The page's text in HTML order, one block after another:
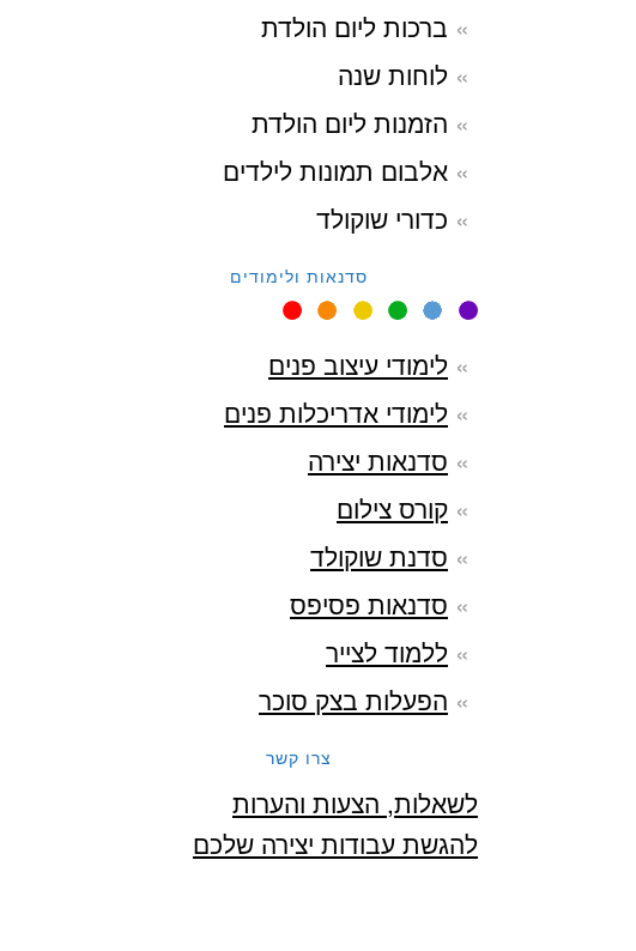
ברכות ליום הולדת
לוחות שנה
הזמנות ליום הולדת
אלבום תמונות לילדים
כדורי שוקולד
סדנאות ולימודים
לימודי עיצוב פנים
לימודי אדריכלות פנים
סדנאות יצירה
קורס צילום
סדנת שוקולד
סדנאות פסיפס
ללמוד לצייר
הפעלות בצק סוכר
צרו קשר
לשאלות, הצעות והערות
להגשת עבודות יצירה שלכם